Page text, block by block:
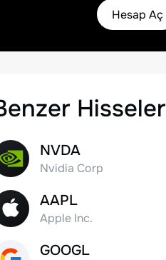
Hesap Aç
Hisseler
NVDA
Nvidia Corp
AAPL
Apple Inc.
GOOGL